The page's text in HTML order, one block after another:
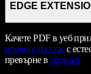
EDGE
Качете PDF в уеб
прочете на гласс
превърне в подкаст